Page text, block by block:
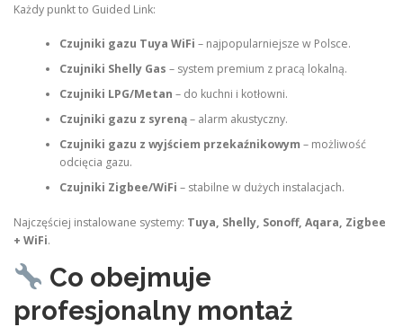
Każdy punkt to Guided Link:
Czujniki gazu Tuya WiFi – najpopularniejsze w Polsce.
Czujniki Shelly Gas – system premium z pracą lokalną.
Czujniki LPG/Metan – do kuchni i kotłowni.
Czujniki gazu z syreną– alarm akustyczny.
Czujniki gazu z wyjściem przekaźnikowym – możliwość
odcięcia gazu.
Czujniki Zigbee/WiFi – stabilne w dużych instalacjach.
Najczęściej instalowane systemy: Tuya, Shelly, Sonoff, Aqara, Zigbee
+ WiFi.
Co obejmuje
profesjonalny montaż